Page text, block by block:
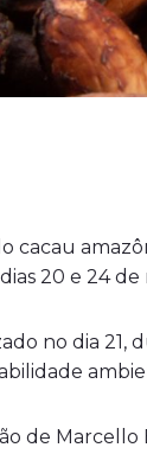
cacau
20 e 24 de
no dia 21,
de Marcello